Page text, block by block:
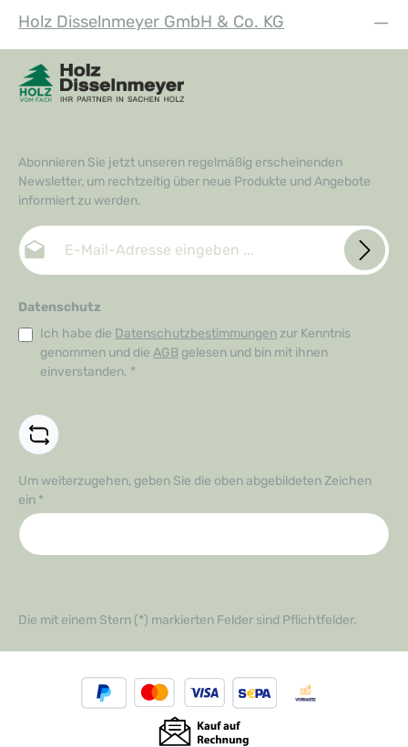
Holz Disselnmeyer GmbH & Co. KG
Abonnieren Sie jetzt unseren regelmäßig erscheinenden
Newsletter, um rechtzeitig über neue Produkte und Angebote
informiert zu werden.
E-Mail-Adresse*
Datenschutz
Ich habe die Datenschutzbestimmungen zur Kenntnis
genommen und die AGB gelesen und bin mit ihnen
einverstanden. *
Um weiterzugehen, geben Sie die oben abgebildeten Zeichen
ein *
Die mit einem Stern (*) markierten Felder sind Pflichtfelder.